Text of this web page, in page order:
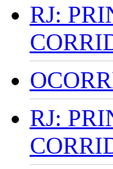
RJ:
RJ: